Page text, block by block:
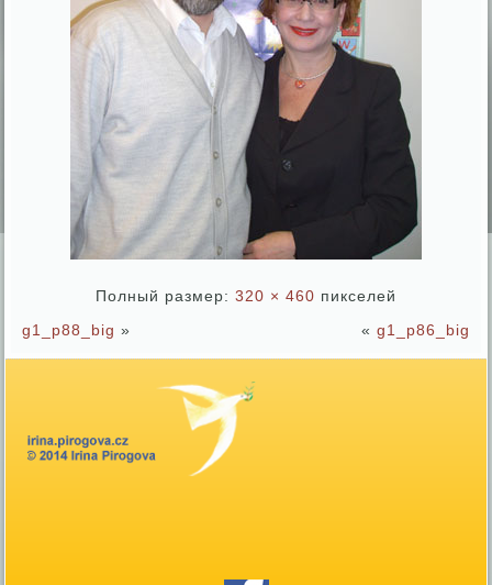
Полный размер: 320 × 460 пикселей
g1_p88_big » « g1_p86_big